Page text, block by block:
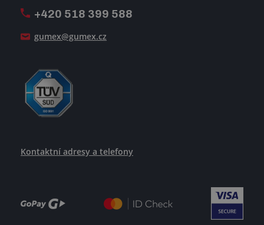
+420 518 399 588
gumex@gumex.cz
Kontaktní adresy a telefony